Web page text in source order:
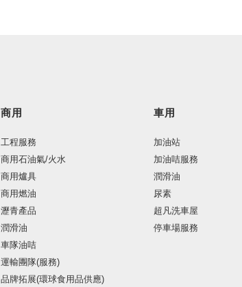
商用
工程服務
商用石油氣/火水
商用爐具
商用燃油
瀝青產品
潤滑油
車隊油咭
運輸團隊(服務)
品牌拓展(環球食用品供應)
車用
加油站
加油咭服務
潤滑油
尿素
超凡洗車屋
停車場服務